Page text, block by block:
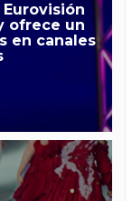
ofrece un
en canales